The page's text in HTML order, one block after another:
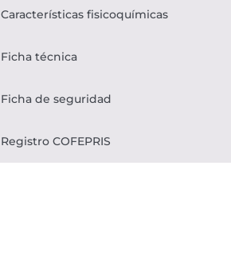
Características fisicoquímicas
Ficha técnica
Ficha de seguridad
Registro COFEPRIS